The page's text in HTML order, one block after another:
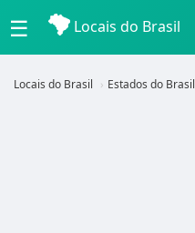
☰ Locais do Brasil
Locais do Brasil Estados do Brasil